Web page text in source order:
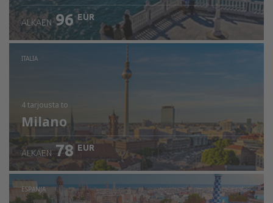
ALKAEN 96 EUR
ITALIA
4 tarjousta to
Milano
ALKAEN 78 EUR
ESPANJA